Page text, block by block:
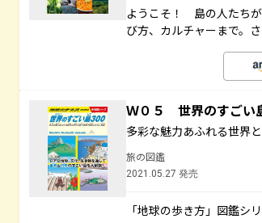
ようこそ！ 島の人たち
び方、カルチャーまで。さ
Ｗ０５ 世界のすごい
多彩な魅力あふれる世界
旅の図鑑
2021.05.27 発売
「地球の歩き方」図鑑シ